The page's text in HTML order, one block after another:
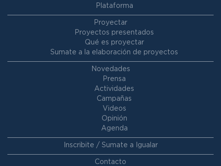
Plataforma
Proyectar
Proyectos presentados
Qué es proyectar
Sumate a la elaboración de proyectos
Novedades
Prensa
Actividades
Campañas
Videos
Opinión
Agenda
Inscribite / Sumate a Igualar
Contacto